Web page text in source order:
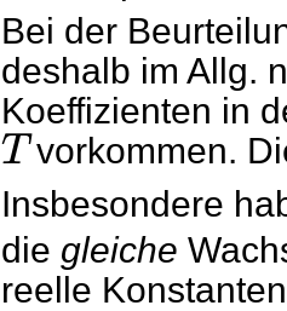
Bei der
deshalb im Allg.
Koeffizienten in
Tvorkommen.
Insbesondere
die gleiche
reelle